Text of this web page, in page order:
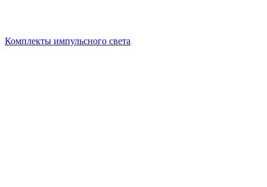
Комплекты импульсного света